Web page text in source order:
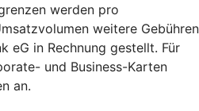
werden pro
weitere Gebühren
eG in Rechnung gestellt. Für
und Business-Karten
an.